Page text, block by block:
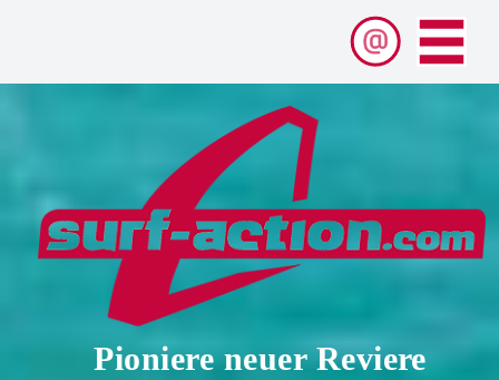
Pioniere neuer Reviere